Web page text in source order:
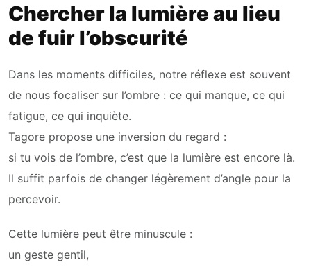
Chercher la lumière au lieu
de fuir l’obscurité
Dans les moments difficiles, notre réflexe est souvent
de nous focaliser sur l’ombre : ce qui manque, ce qui
fatigue, ce qui inquiète.
Tagore propose une inversion du regard :
si tu vois de l’ombre, c’est que la lumière est encore là.
Il suffit parfois de changer légèrement d’angle pour la
percevoir.
Cette lumière peut être minuscule :
un geste gentil,